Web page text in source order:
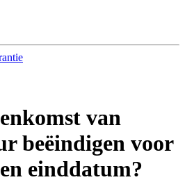
van
beëindigen voor
einddatum?